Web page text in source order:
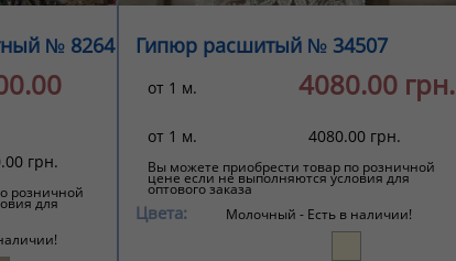
№ 8264
грн.
розничной
для
Гипюр расшитый № 34507
от 1 м. 4080.00 грн.
от 1 м. 4080.00 грн.
Вы можете приобрести товар по розничной
цене если не выполняются условия для
оптового заказа
Цвета: Молочный - Есть в наличии!